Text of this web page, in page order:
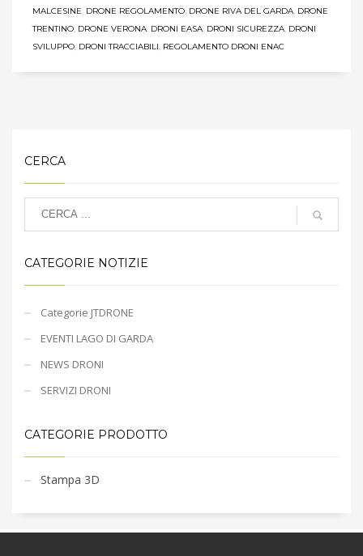
MALCESINE, DRONE REGOLAMENTO, DRONE RIVA DEL GARDA, DRONE
TRENTINO, DRONE VERONA, DRONI EASA, DRONI SICUREZZA, DRONI
SVILUPPO, DRONI TRACCIABILI, REGOLAMENTO DRONI ENAC
CERCA
CATEGORIE NOTIZIE
Categorie JTDRONE
EVENTI LAGO DI GARDA
NEWS DRONI
SERVIZI DRONI
CATEGORIE PRODOTTO
Stampa 3D